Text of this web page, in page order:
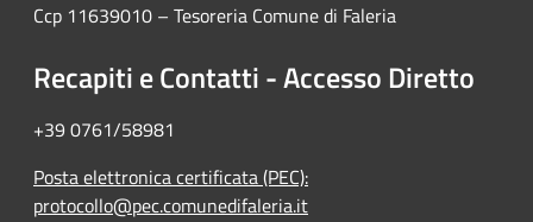
Ccp 11639010 – Tesoreria Comune di Faleria
Recapiti e Contatti - Accesso Diretto
+39 0761/58981
Posta elettronica certificata (PEC):
protocollo@pec.comunedifaleria.it